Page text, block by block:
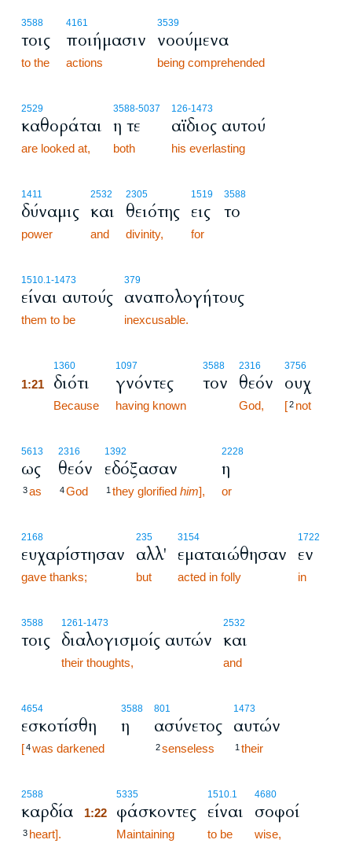
3588
τοις
to the
4161
ποιήμασιν
actions
3539
νοούμενα
being comprehended
2529
καθοράται
are looked at,
3588-5037
η τε
both
126-1473
αϊδιος αυτού
his everlasting
1411
δύναμις
power
2532
και
and
2305
θειότης
divinity,
1519
εις
for
3588
το
1510.1-1473
είναι αυτούς
them to be
379
αναπολογήτους
inexcusable.
1360
1:21 διότι
Because
1097
γνόντες
having known
3588
τον
2316
θεόν
God,
3756
ουχ
[2 not
5613
ως
3as
2316
θεόν
4God
1392
εδόξασαν
1 they glorified him],
2228
η
or
2168
ευχαρίστησαν
gave thanks;
235
αλλ'
but
3154
εματαιώθησαν
acted in folly
1722
εν
in
3588
τοις
1261-1473
διαλογισμοίς αυτών
their thoughts,
2532
και
and
4654
εσκοτίσθη
[4was darkened
3588
η
801
ασύνετος
2senseless
1473
αυτών
1 their
2588
καρδία
3 heart].
5335
1:22 φάσκοντες
Maintaining
1510.1
είναι
to be
4680
σοφοί
wise,